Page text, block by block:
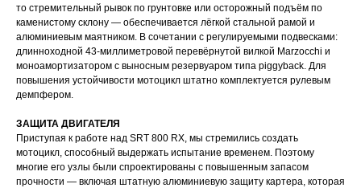
то стремительный рывок по грунтовке или осторожный подъём по
каменистому склону — обеспечивается лёгкой стальной рамой и
алюминиевым маятником. В сочетании с регулируемыми подвесками:
длинноходной 43-миллиметровой перевёрнутой вилкой Marzocchi и
моноамортизатором с выносным резервуаром типа piggyback. Для
повышения устойчивости мотоцикл штатно комплектуется рулевым
демпфером.
ЗАЩИТА ДВИГАТЕЛЯ
Приступая к работе над SRT 800 RX, мы стремились создать
мотоцикл, способный выдержать испытание временем. Поэтому
многие его узлы были спроектированы с повышенным запасом
прочности — включая штатную алюминиевую защиту картера, которая